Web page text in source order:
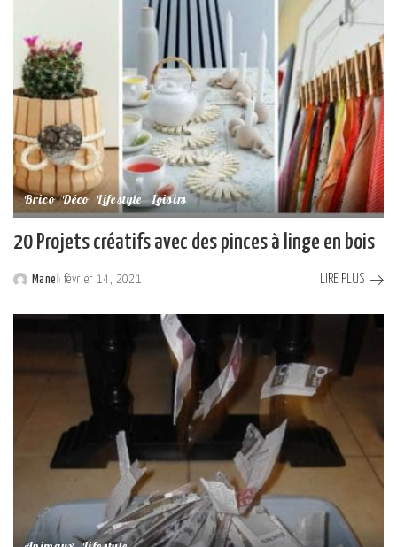
Brico Déco Lifestyle Loisirs
20 Projets créatifs avec des pinces à linge en bois
Posted
by
Manel février 14, 2021 LIRE PLUS